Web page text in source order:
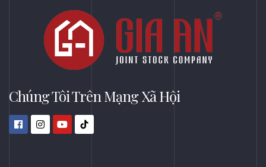
Chúng Tôi Trên Mạng Xã Hội